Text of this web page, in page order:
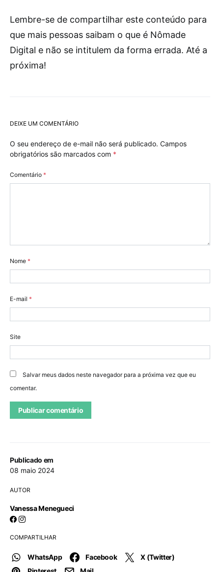
Publicado em
08 maio 2024
AUTOR
Vanessa Menegueci
COMPARTILHAR
WhatsApp Facebook
X (Twitter)
Lembre-se de compartilhar este conteúdo para
que mais pessoas saibam o que é Nômade
Digital e não se intitulem da forma errada. Até a
próxima!
DEIXE UM COMENTÁRIO
O seu endereço de e-mail não será publicado. Campos
obrigatórios são marcados com *
Comentário *
Nome *
E-mail *
Site
Salvar meus dados neste navegador para a próxima vez que eu
comentar.